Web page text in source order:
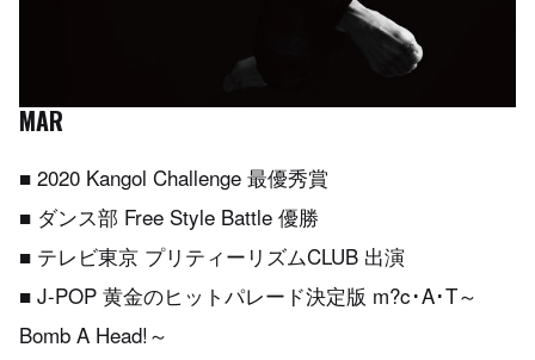
MAR
■ 2020 Kangol Challenge 最優秀賞
■ ダンス部 Free Style Battle 優勝
■ テレビ東京 プリティーリズムCLUB 出演
■ J-POP 黄金のヒットパレード決定版 m?c･A･T～
Bomb A Head!～